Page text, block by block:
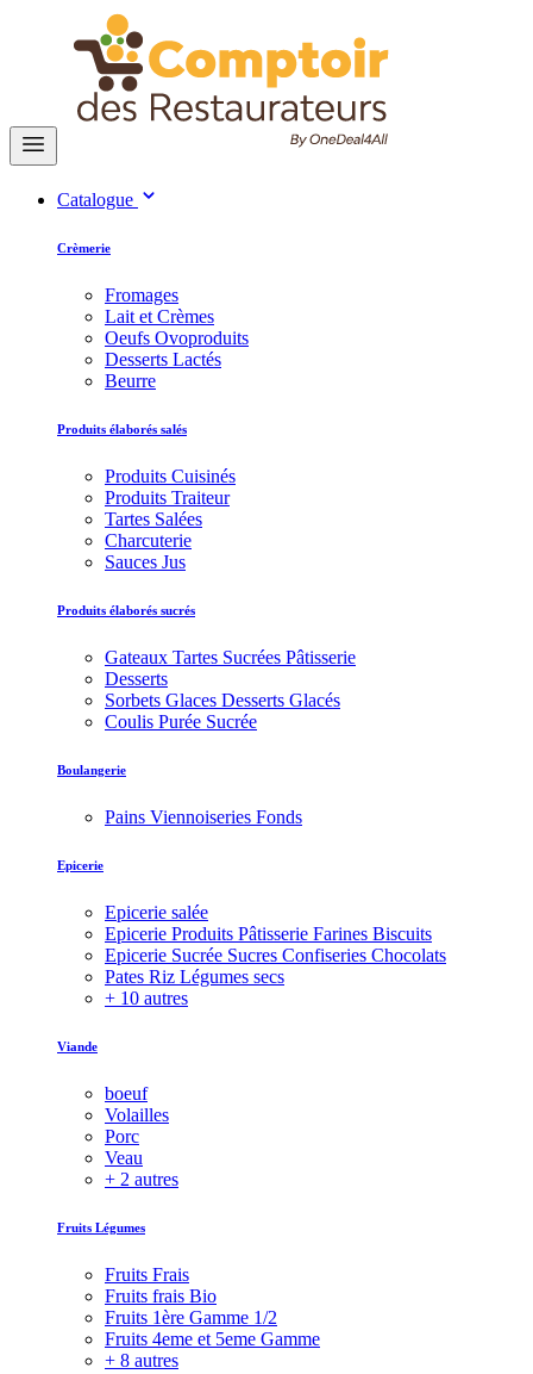
Catalogue
Crèmerie
Fromages
Lait et Crèmes
Oeufs Ovoproduits
Desserts Lactés
Beurre
Produits élaborés salés
Produits Cuisinés
Produits Traiteur
Tartes Salées
Charcuterie
Sauces Jus
Produits élaborés sucrés
Gateaux Tartes Sucrées Pâtisserie
Desserts
Sorbets Glaces Desserts Glacés
Coulis Purée Sucrée
Boulangerie
Pains Viennoiseries Fonds
Epicerie
Epicerie salée
Epicerie Produits Pâtisserie Farines Biscuits
Epicerie Sucrée Sucres Confiseries Chocolats
Pates Riz Légumes secs
+ 10 autres
Viande
boeuf
Volailles
Porc
Veau
+ 2 autres
Fruits Légumes
Fruits Frais
Fruits frais Bio
Fruits 1ère Gamme 1/2
Fruits 4eme et 5eme Gamme
+ 8 autres